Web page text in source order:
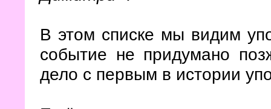
В этом списке мы видим
событие не придумано
дело с первым в истории